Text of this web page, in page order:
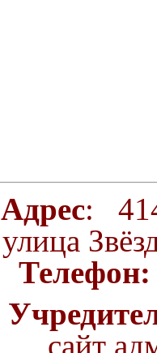
Адрес:
улица
сайт